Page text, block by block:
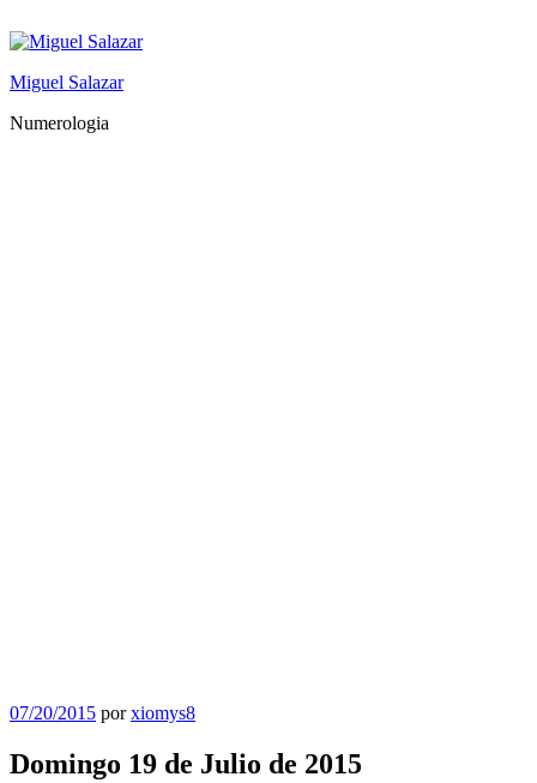
al
Miguel Salazar
Numerologia
Publicado
07/20/2015 porxiomys8
Domingo 19 de Julio de 2015